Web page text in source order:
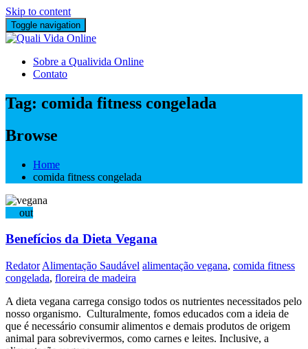
Skip to content
Toggle navigation
Sobre a Qualivida Online
Contato
Tag: comida fitness congelada
Browse
Home
comida fitness congelada
out
Benefícios da Dieta Vegana
Redator Alimentação Saudável alimentação vegana, comida fitness
congelada, floreira de madeira
A dieta vegana carrega consigo todos os nutrientes necessitados pelo
nosso organismo. Culturalmente, fomos educados com a ideia de
que é necessário consumir alimentos e demais produtos de origem
animal para sobrevivermos, como carnes e leites. Inclusive, a